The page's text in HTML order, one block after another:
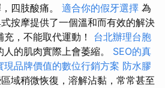
四肢酸痛。 適合你的假牙選擇 為
按摩提供了一個溫和而有效的解決
，不能取代運動！ 台北辦理台胞
的肌肉實際上會萎縮。 SEO的真
現品牌價值的數位行銷方案 防水膠
域稍微恢復，溶解沾黏，常常甚至